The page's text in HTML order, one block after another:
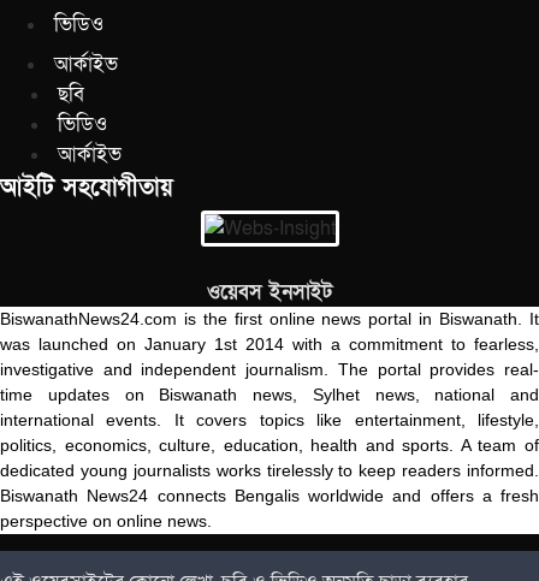
ভিডিও
আর্কাইভ
ছবি
ভিডিও
আর্কাইভ
আইটি সহযোগীতায়
ওয়েবস ইনসাইট
BiswanathNews24.com is the first online news portal in Biswanath. It
was launched on January 1st 2014 with a commitment to fearless,
investigative and independent journalism. The portal provides real-
time updates on Biswanath news, Sylhet news, national and
international events. It covers topics like entertainment, lifestyle,
politics, economics, culture, education, health and sports. A team of
dedicated young journalists works tirelessly to keep readers informed.
Biswanath News24 connects Bengalis worldwide and offers a fresh
perspective on online news.